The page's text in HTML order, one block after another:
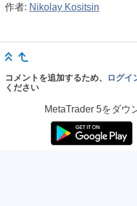
作者: Nikolay Kositsin
コメントを追加するため、 ログイ
ください
MetaTrader 5をダウ